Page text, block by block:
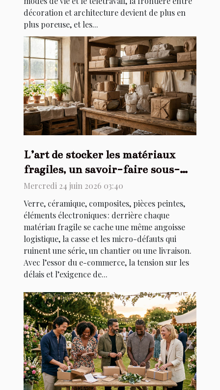
décoration et architecture devient de plus en
plus poreuse, et les...
L’art de stocker les matériaux
fragiles, un savoir-faire sous-
estimé
Mercredi 24 juin 2026 03:40
Verre, céramique, composites, pièces peintes,
éléments électroniques : derrière chaque
matériau fragile se cache une même angoisse
logistique, la casse et les micro-défauts qui
ruinent une série, un chantier ou une livraison.
Avec l’essor du e-commerce, la tension sur les
délais et l’exigence de...